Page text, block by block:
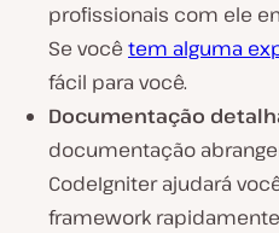
profissionais com ele
Se você tem alguma
fácil para você.
Documentação
documentação
CodeIgniter ajudará
framework